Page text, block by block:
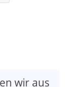
wir aus